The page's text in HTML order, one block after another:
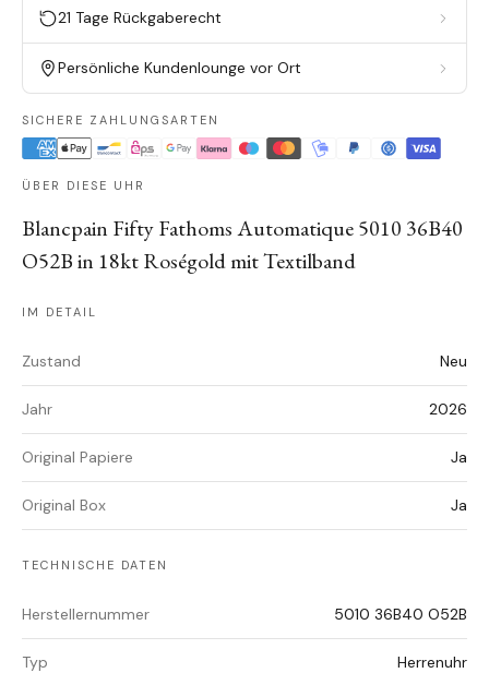
21 Tage Rückgaberecht
Persönliche Kundenlounge vor Ort
SICHERE ZAHLUNGSARTEN
ÜBER DIESE UHR
Blancpain Fifty Fathoms Automatique 5010 36B40
O52B in 18kt Roségold mit Textilband
IM DETAIL
Zustand Neu
Jahr 2026
Original Papiere Ja
Original Box Ja
TECHNISCHE DATEN
Herstellernummer 5010 36B40 O52B
Typ Herrenuhr